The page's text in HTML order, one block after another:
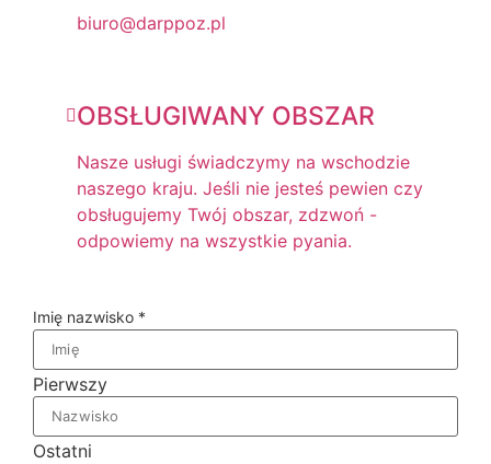
Imię nazwisko *
Pierwszy
Ostatni
biuro@darppoz.pl
OBSŁUGIWANY OBSZAR
Nasze usługi świadczymy na wschodzie
naszego kraju. Jeśli nie jesteś pewien czy
obsługujemy Twój obszar, zdzwoń -
odpowiemy na wszystkie pyania.